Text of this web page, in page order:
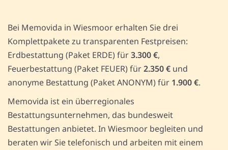
Bei Memovida in Wiesmoor erhalten Sie drei
Komplettpakete zu transparenten Festpreisen:
Erdbestattung (Paket ERDE) für3.300 €,
Feuerbestattung (Paket FEUER) für2.350 € und
anonyme Bestattung (Paket ANONYM) für 1.900 €.
Memovida ist ein überregionales
Bestattungsunternehmen, das bundesweit
Bestattungen anbietet. In Wiesmoor begleiten und
beraten wir Sie telefonisch und arbeiten mit einem